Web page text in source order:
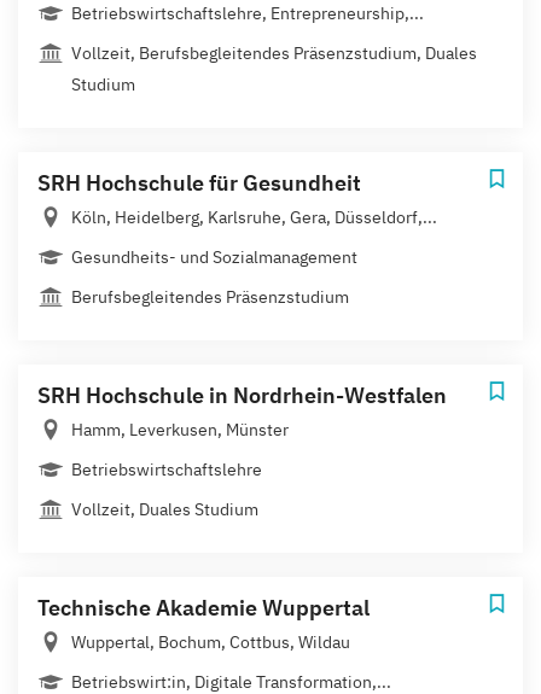
Betriebswirtschaftslehre, Entrepreneurship,...
Vollzeit, Berufsbegleitendes Präsenzstudium, Duales
Studium
SRH Hochschule für Gesundheit
Köln, Heidelberg, Karlsruhe, Gera, Düsseldorf,...
Gesundheits- und Sozialmanagement
Berufsbegleitendes Präsenzstudium
SRH Hochschule in Nordrhein-Westfalen
Hamm, Leverkusen, Münster
Betriebswirtschaftslehre
Vollzeit, Duales Studium
Technische Akademie Wuppertal
Wuppertal, Bochum, Cottbus, Wildau
Betriebswirt:in, Digitale Transformation,...